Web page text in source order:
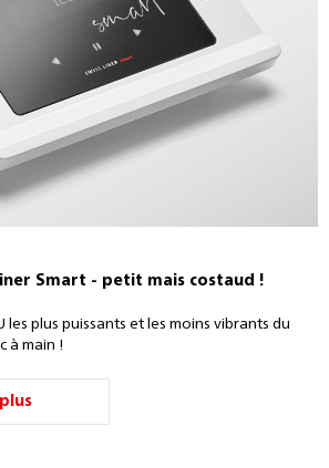
Smart - petit mais costaud !
les plus puissants et les moins vibrants du
à main !